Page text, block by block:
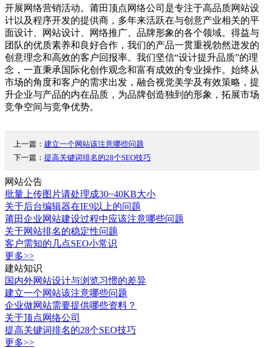
开展网络营销活动。莆田顶点网络公司是专注于高品质网站设
计以及程序开发的提供商，多年来活跃在与创意产业相关的平
面设计、网站设计、网络推广、品牌形象的各个领域。得益与
团队的优质素养和良好合作，我们的产品一贯重视勃然迸发的
创意理念和高效的客户回报率。我们坚信“设计提升品质”的理
念，一直秉承国际化创作观念和富有成效的专业操作。始终从
市场的角度和客户的需求出发，融合视觉美学及有效策略，提
升企业与产品的内在品质，为品牌创造独到的形象，拓展市场
竞争空间与竞争优势。
上一篇： 建立一个网站该注意哪些问题
下一篇： 提高关键词排名的28个SEO技巧
网站公告
批量上传图片请处理成30~40KB大小
关于后台编辑器在IE9以上的问题
莆田企业网站建设过程中应该注意哪些问题
关于网站排名的稳定性问题
客户需知的几点SEO小常识
更多>>
建站知识
国内外网站设计与浏览习惯的差异
建立一个网站该注意哪些问题
企业做网站需要提供哪些资料？
关于顶点网络公司
提高关键词排名的28个SEO技巧
更多>>